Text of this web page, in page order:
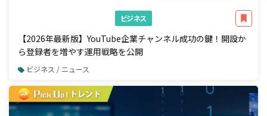
ビジネス
【2026年最新版】YouTube企業チャンネル成功の鍵！開設か
ら登録者を増やす運用戦略を公開
ビジネス / ニュース